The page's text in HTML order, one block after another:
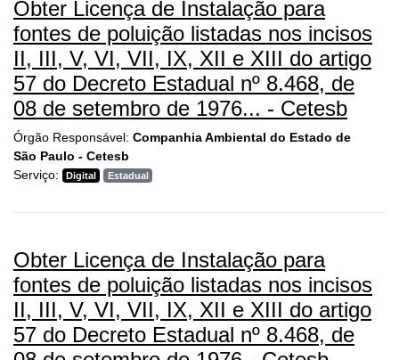
Obter Licença de Instalação para
fontes de poluição listadas nos incisos
II, III, V, VI, VII, IX, XII e XIII do artigo
57 do Decreto Estadual nº 8.468, de
08 de setembro de 1976... - Cetesb
Órgão Responsável: Companhia Ambiental do Estado de
São Paulo - Cetesb
Serviço:
Digital Estadual
Obter Licença de Instalação para
fontes de poluição listadas nos incisos
II, III, V, VI, VII, IX, XII e XIII do artigo
57 do Decreto Estadual nº 8.468, de